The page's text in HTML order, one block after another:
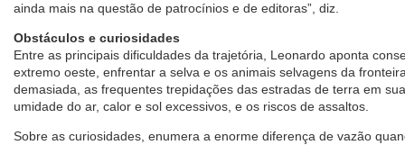
ainda mais na questão de patrocínios e de editoras”, diz.
Obstáculos e curiosidades
Entre as principais dificuldades da trajetória, Leonardo aponta
extremo oeste, enfrentar a selva e os animais selvagens da
demasiada, as frequentes trepidações das estradas de terra em
umidade do ar, calor e sol excessivos, e os riscos de assaltos.
Sobre as curiosidades, enumera a enorme diferença de vazão